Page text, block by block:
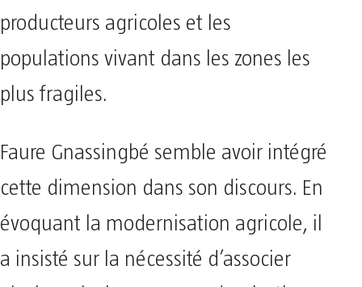
producteurs agricoles et les
populations vivant dans les zones les
plus fragiles.
Faure Gnassingbé semble avoir intégré
cette dimension dans son discours. En
évoquant la modernisation agricole, il
a insisté sur la nécessité d’associer